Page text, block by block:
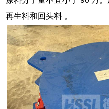
再生料和回头料 。